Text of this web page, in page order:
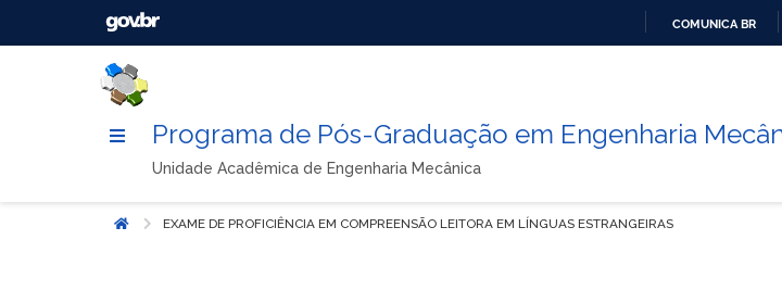
COMUNICA BR
Programa de Pós-Graduação em Engenharia
Unidade Acadêmica de Engenharia Mecânica
Início EXAME DE PROFICIÊNCIA EM COMPREENSÃO LEITORA EM LÍNGUAS ESTRANGEIRAS